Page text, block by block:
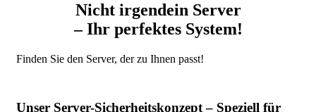
Nicht irgendein Server
– Ihr perfektes System!
Finden Sie den Server, der zu Ihnen passt!
Unser Server-Sicherheitskonzept – Speziell für